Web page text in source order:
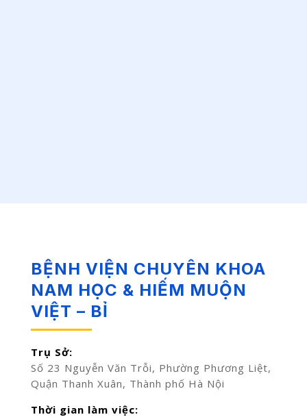
BỆNH VIỆN CHUYÊN KHOA
NAM HỌC & HIẾM MUỘN
VIỆT – BỈ
Trụ Sở:
Số 23 Nguyễn Văn Trỗi, Phường Phương Liệt,
Quận Thanh Xuân, Thành phố Hà Nội
Thời gian làm việc: